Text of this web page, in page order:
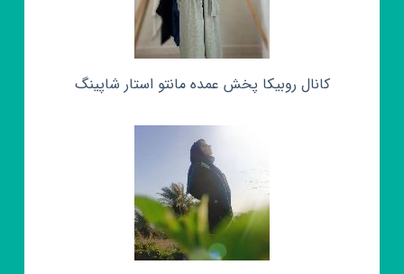
کانال روبیکا پخش عمده مانتو استار شاپینگ